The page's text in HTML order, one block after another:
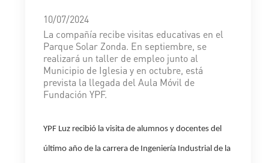
10/07/2024
La compañía recibe visitas educativas en el
Parque Solar Zonda. En septiembre, se
realizará un taller de empleo junto al
Municipio de Iglesia y en octubre, está
prevista la llegada del Aula Móvil de
Fundación YPF.
YPF Luz recibió la visita de alumnos y docentes del
último año de la carrera de Ingeniería Industrial de la